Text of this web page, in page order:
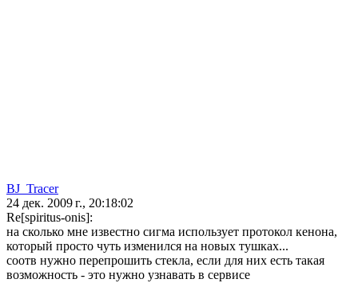
BJ_Tracer
24 дек. 2009 г., 20:18:02
Re[spiritus-onis]:
на сколько мне известно сигма использует протокол кенона,
который просто чуть изменился на новых тушках...
соотв нужно перепрошить стекла, если для них есть такая
возможность - это нужно узнавать в сервисе